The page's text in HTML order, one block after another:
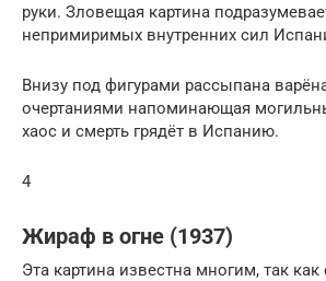
руки. Зловещая картина
непримиримых внутренних сил
Внизу под фигурами рассыпана
очертаниями напоминающая
хаос и смерть грядёт в Испанию.
4
Жираф в огне (1937)
Эта картина известна многим, так